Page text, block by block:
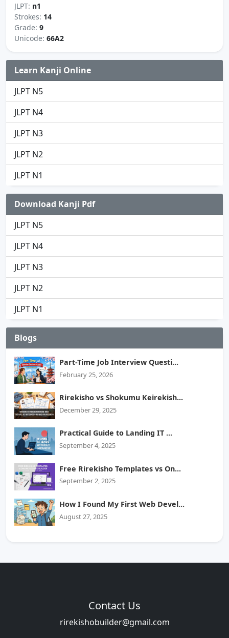
JLPT: n1
Strokes: 14
Grade: 9
Unicode: 66A2
Learn Kanji Online
JLPT N5
JLPT N4
JLPT N3
JLPT N2
JLPT N1
Download Kanji Pdf
JLPT N5
JLPT N4
JLPT N3
JLPT N2
JLPT N1
Blogs
Part-Time Job Interview Questi...
February 25, 2026
Rirekisho vs Shokumu Keirekish...
December 29, 2025
Practical Guide to Landing IT ...
September 4, 2025
Free Rirekisho Templates vs On...
September 2, 2025
How I Found My First Web Devel...
August 27, 2025
Contact Us
rirekishobuilder@gmail.com